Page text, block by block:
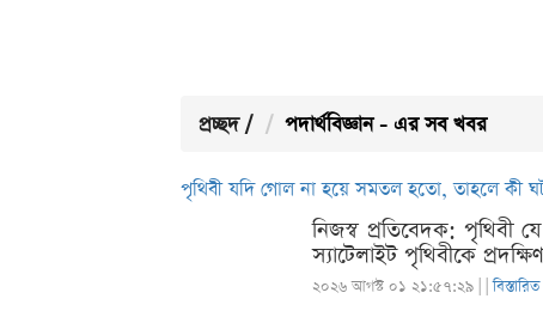
প্রচ্ছদ / পদার্থবিজ্ঞান - এর সব খবর
পৃথিবী যদি গোল না হয়ে সমতল হতো, তাহলে কী
নিজস্ব প্রতিবেদক: পৃথিবী
স্যাটেলাইট পৃথিবীকে
২০২৬ আগস্ট ০১ ২১:৫৭:২৯ | |বিস্তারিত